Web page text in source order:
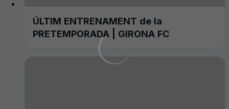
ÚLTIM ENTRENAMENT de la
PRETEMPORADA | GIRONA FC